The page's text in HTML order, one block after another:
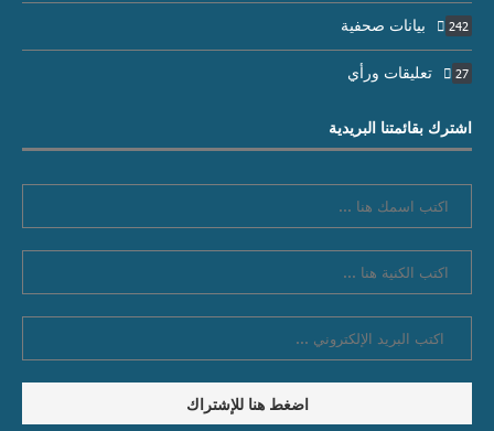
بيانات صحفية 242
تعليقات ورأي 27
اشترك بقائمتنا البريدية